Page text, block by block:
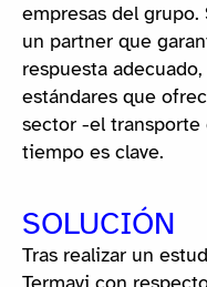
empresas del
un partner que
respuesta
estándares que
sector -el
tiempo es clave.
SOLUCIÓN
Tras realizar un